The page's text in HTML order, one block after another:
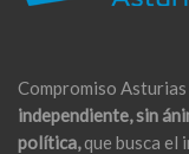
Compromiso Asturias
independiente, sin
política,que busca el